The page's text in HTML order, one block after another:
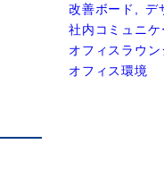
改善ボード
デ
社内コミュニケ
オフィスラウン
オフィス環境